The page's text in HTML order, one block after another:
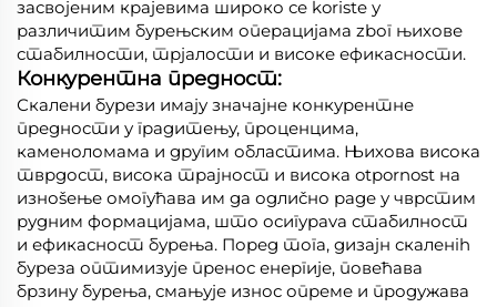
засвојеним крајевима широко се koriste у
различитим бурењским операцијама zbог њихове
стабилности, трјалости и високе ефикасности.
Конкурентна предност:
Скалени бурези имају значајне конкурентне
предности у градитењу, проценцима,
каменоломама и другим областима. Њихова висока
тврдост, висока трајност и висока otpornost на
изноšење омогућава им да одлиčно раде у чврстим
рудним формацијама, што осигурava стабилност
и ефикасност бурења. Поред тога, дизајн скаленih
буреза оптимизује пренос енергије, повећава
брзину бурења, смањује износ опреме и продужава